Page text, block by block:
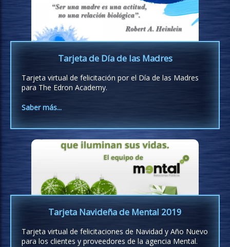
Tarjeta de Día de las Madres
Tarjeta virtual de felicitación por el Día de las Madres
para The Edron Academy.
Saber más...
Tarjeta Navideña de Mental 2019
Tarjeta virtual de felicitaciones de Navidad y Año Nuevo
para los clientes y proveedores de la agencia Mental.